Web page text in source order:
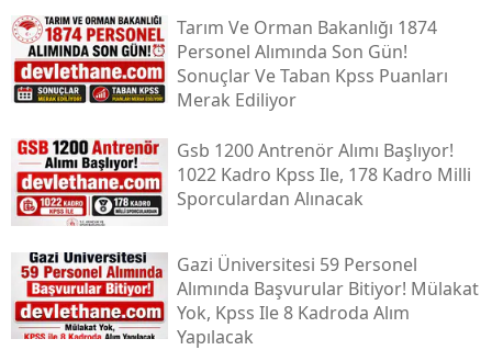
Tarım Ve Orman Bakanlığı 1874
Personel Alımında Son Gün!
Sonuçlar Ve Taban Kpss Puanları
Merak Ediliyor
Gsb 1200 Antrenör Alımı Başlıyor!
1022 Kadro Kpss Ile, 178 Kadro Milli
Sporculardan Alınacak
Gazi Üniversitesi 59 Personel
Alımında Başvurular Bitiyor! Mülakat
Yok, Kpss Ile 8 Kadroda Alım
Yapılacak